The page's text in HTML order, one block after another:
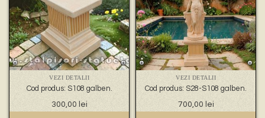
VEZI DETALII
Cod produs: S108 galben.
300,00 lei
VEZI DETALII
Cod produs: S28-S108 galben.
700,00 lei